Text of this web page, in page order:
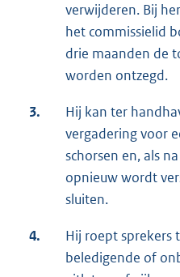
verwijderen. Bij
het commissielid
drie maanden de
worden ontzegd.
3.
Hij kan ter
vergadering voor
schorsen en, als
opnieuw wordt
sluiten.
4.
Hij roept sprekers
beledigende of